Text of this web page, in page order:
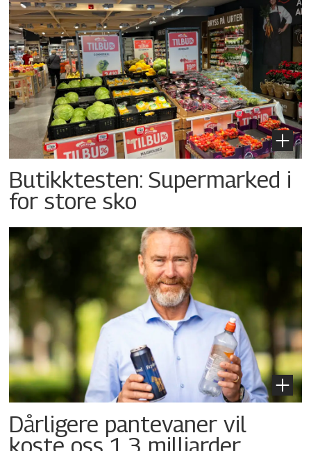
Butikktesten: Supermarked i
for store sko
Dårligere pantevaner vil
koste oss 1,3 milliarder